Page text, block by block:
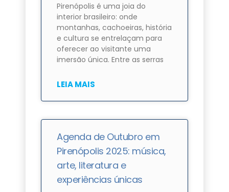
Pirenópolis é uma joia do
interior brasileiro: onde
montanhas, cachoeiras, história
e cultura se entrelaçam para
oferecer ao visitante uma
imersão única. Entre as serras
LEIA MAIS
Agenda de Outubro em
Pirenópolis 2025: música,
arte, literatura e
experiências únicas